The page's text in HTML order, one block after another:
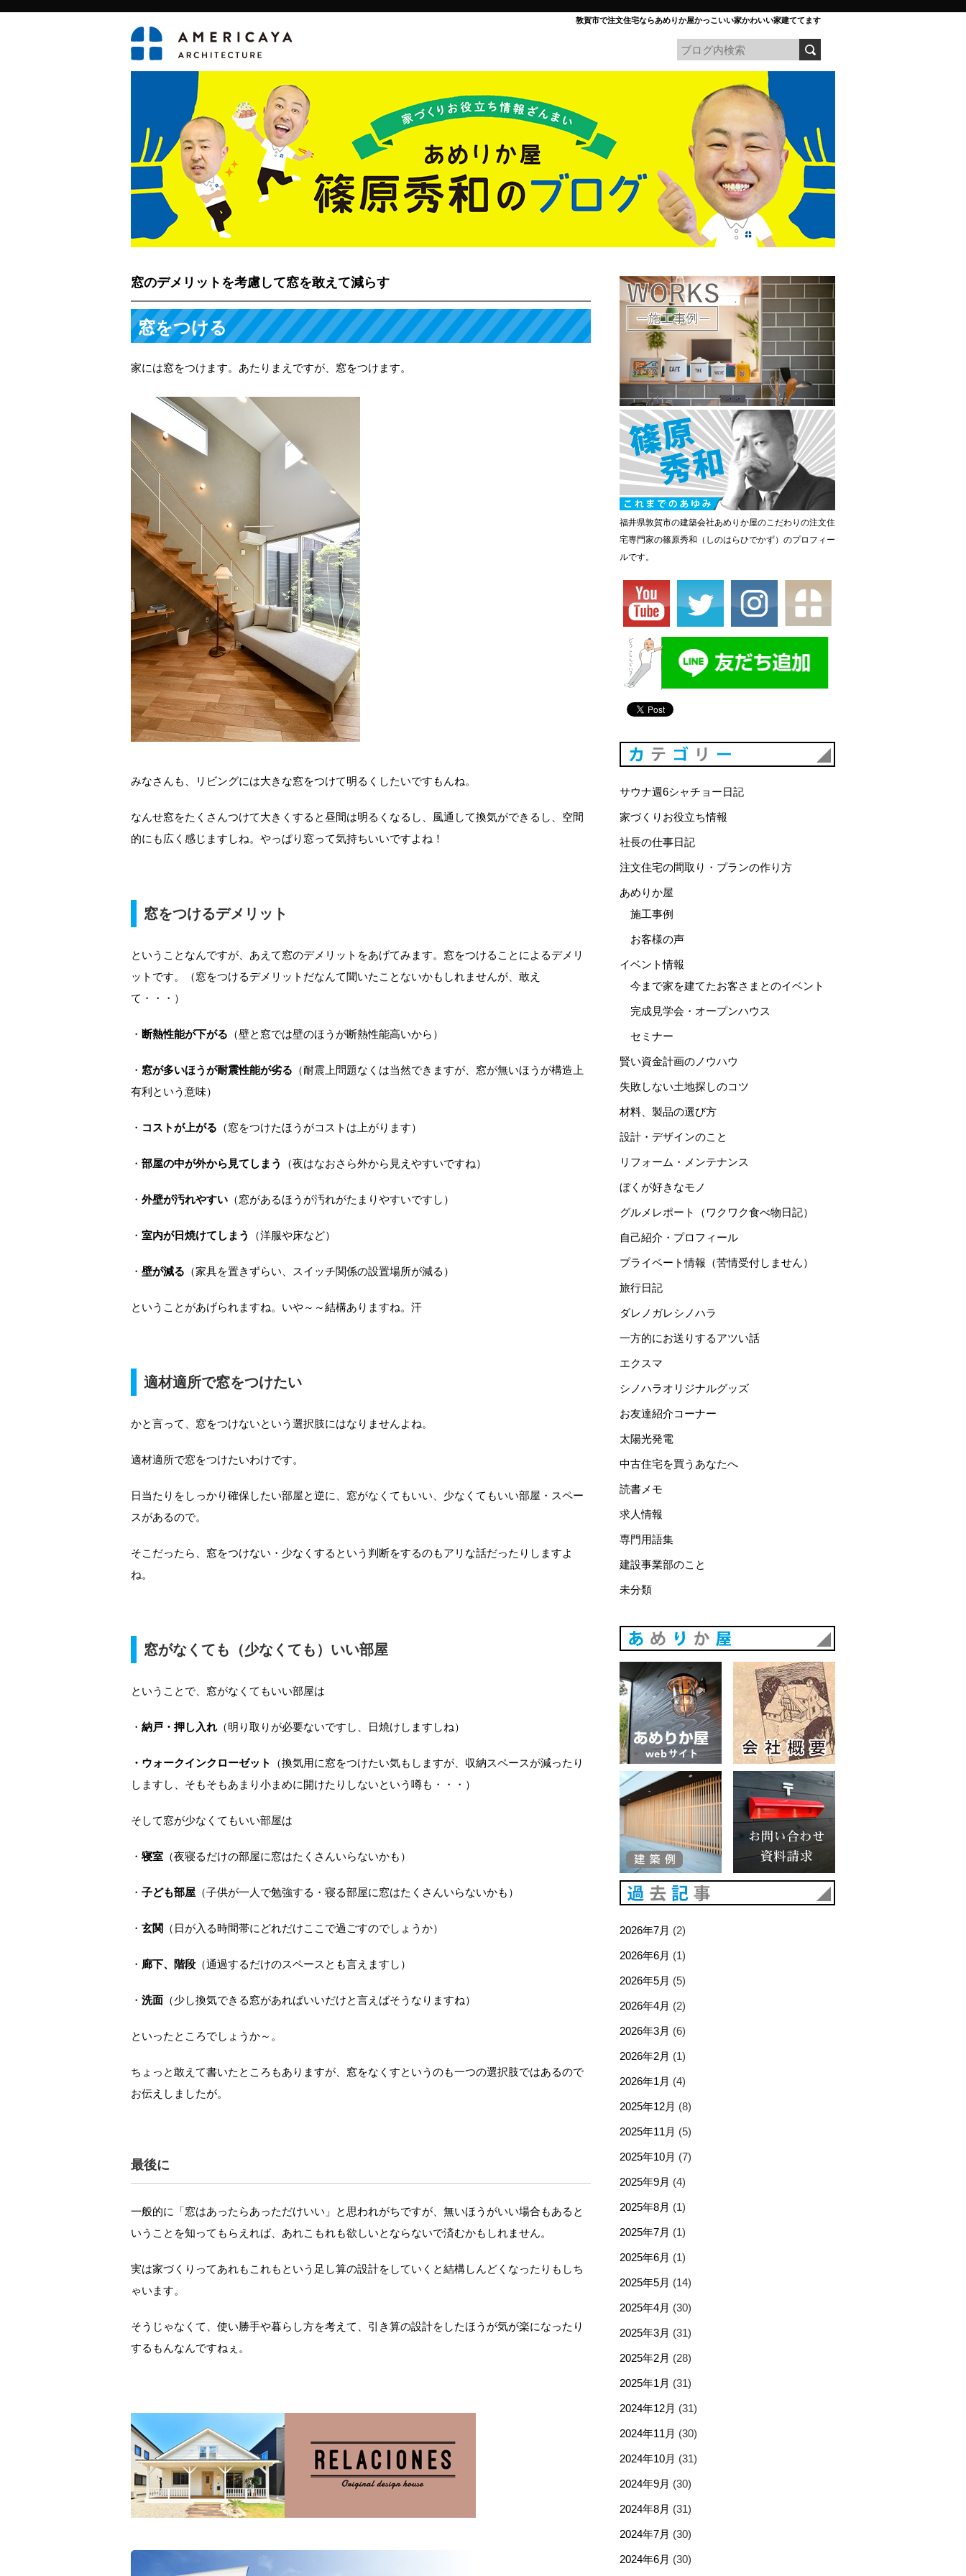
敦賀市で注文住宅ならあめりか屋かっこいい家かわいい家建ててます
窓のデメリットを考慮して窓を敢えて減らす
窓をつける
家には窓をつけます。あたりまえですが、窓をつけます。
みなさんも、リビングには大きな窓をつけて明るくしたいですもんね。
なんせ窓をたくさんつけて大きくすると昼間は明るくなるし、風通して換気ができるし、空間
的にも広く感じますしね。やっぱり窓って気持ちいいですよね！
窓をつけるデメリット
ということなんですが、あえて窓のデメリットをあげてみます。窓をつけることによるデメリ
ットです。（窓をつけるデメリットだなんて聞いたことないかもしれませんが、敢え
て・・・）
・ 断熱性能が下がる （壁と窓では壁のほうが断熱性能高いから）
・ 窓が多いほうが耐震性能が劣る （耐震上問題なくは当然できますが、窓が無いほうが構造上
有利という意味）
・ コストが上がる （窓をつけたほうがコストは上がります）
・ 部屋の中が外から見てしまう （夜はなおさら外から見えやすいですね）
・ 外壁が汚れやすい （窓があるほうが汚れがたまりやすいですし）
・ 室内が日焼けてしまう （洋服や床など）
・ 壁が減る （家具を置きずらい、スイッチ関係の設置場所が減る）
ということがあげられますね。いや～～結構ありますね。汗
適材適所で窓をつけたい
かと言って、窓をつけないという選択肢にはなりませんよね。
適材適所で窓をつけたいわけです。
日当たりをしっかり確保したい部屋と逆に、窓がなくてもいい、少なくてもいい部屋・スペー
スがあるので。
そこだったら、窓をつけない・少なくするという判断をするのもアリな話だったりしますよ
ね。
窓がなくても（少なくても）いい部屋
ということで、窓がなくてもいい部屋は
・ 納戸・押し入れ（明り取りが必要ないですし、日焼けしますしね）
・ウォークインクローゼット
（換気用に窓をつけたい気もしますが、収納スペースが減ったり
しますし、そもそもあまり小まめに開けたりしないという噂も・・・）
そして窓が少なくてもいい部屋は
・ 寝室 （夜寝るだけの部屋に窓はたくさんいらないかも）
・ 子ども部屋 （子供が一人で勉強する・寝る部屋に窓はたくさんいらないかも）
・ 玄関 （日が入る時間帯にどれだけここで過ごすのでしょうか）
・ 廊下、階段 （通過するだけのスペースとも言えますし）
・ 洗面 （少し換気できる窓があればいいだけと言えばそうなりますね）
といったところでしょうか～。
ちょっと敢えて書いたところもありますが、窓をなくすというのも一つの選択肢ではあるので
お伝えしましたが。
最後に
一般的に「窓はあったらあっただけいい」と思われがちですが、無いほうがいい場合もあると
いうことを知ってもらえれば、あれこもれも欲しいとならないで済むかもしれません。
実は家づくりってあれもこれもという足し算の設計をしていくと結構しんどくなったりもしち
ゃいます。
そうじゃなくて、使い勝手や暮らし方を考えて、引き算の設計をしたほうが気が楽になったり
するもんなんですねぇ。
福井県敦賀市の建築会社あめりか屋のこだわりの注文住
宅専門家の篠原秀和（しのはらひでかず）のプロフィー
ルです。
サウナ週6シャチョー日記
家づくりお役立ち情報
社長の仕事日記
注文住宅の間取り・プランの作り方
あめりか屋
施工事例
お客様の声
イベント情報
今まで家を建てたお客さまとのイベント
完成見学会・オープンハウス
セミナー
賢い資金計画のノウハウ
失敗しない土地探しのコツ
材料、製品の選び方
設計・デザインのこと
リフォーム・メンテナンス
ぼくが好きなモノ
グルメレポート（ワクワク食べ物日記）
自己紹介・プロフィール
プライベート情報（苦情受付しません）
旅行日記
ダレノガレシノハラ
一方的にお送りするアツい話
エクスマ
シノハラオリジナルグッズ
お友達紹介コーナー
太陽光発電
中古住宅を買うあなたへ
読書メモ
求人情報
専門用語集
建設事業部のこと
未分類
あめりか屋WEBサイト
2026年7月 (2)
2026年6月 (1)
2026年5月 (5)
2026年4月 (2)
2026年3月 (6)
2026年2月 (1)
2026年1月 (4)
2025年12月 (8)
2025年11月 (5)
2025年10月 (7)
2025年9月 (4)
2025年8月 (1)
2025年7月 (1)
2025年6月 (1)
2025年5月 (14)
2025年4月 (30)
2025年3月 (31)
2025年2月 (28)
2025年1月 (31)
2024年12月 (31)
2024年11月 (30)
2024年10月 (31)
2024年9月 (30)
2024年8月 (31)
2024年7月 (30)
2024年6月 (30)